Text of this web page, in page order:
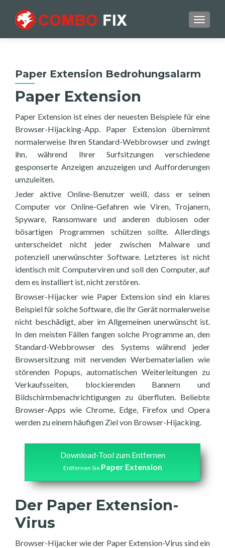
Paper Extension Bedrohungsalarm
Paper Extension
Paper Extension ist eines der neuesten Beispiele für eine
Browser-Hijacking-App. Paper Extension übernimmt
normalerweise Ihren Standard-Webbrowser und zwingt
ihn, während Ihrer Surfsitzungen verschiedene
gesponserte Anzeigen anzuzeigen und Aufforderungen
umzuleiten.
Jeder aktive Online-Benutzer weiß, dass er seinen
Computer vor Online-Gefahren wie Viren, Trojanern,
Spyware, Ransomware und anderen dubiosen oder
bösartigen Programmen schützen sollte. Allerdings
unterscheidet nicht jeder zwischen Malware und
potenziell unerwünschter Software. Letzteres ist nicht
identisch mit Computerviren und soll den Computer, auf
dem es installiert ist, nicht zerstören.
Browser-Hijacker wie Paper Extension sind ein klares
Beispiel für solche Software, die Ihr Gerät normalerweise
nicht beschädigt, aber im Allgemeinen unerwünscht ist.
In den meisten Fällen fangen solche Programme an, den
Standard-Webbrowser des Systems während jeder
Browsersitzung mit nervenden Werbematerialien wie
störenden Popups, automatischen Weiterleitungen zu
Verkaufsseiten, blockierenden Bannern und
Bildschirmbenachrichtigungen zu überfluten. Beliebte
Browser-Apps wie Chrome, Edge, Firefox und Opera
werden zu einem häufigen Ziel von Browser-Hijacking.
Download-Tool zum Entfernen
Entfernen Sie Paper Extension
Der Paper Extension-
Virus
Browser-Hijacker wie der Paper Extension-Virus sind ein